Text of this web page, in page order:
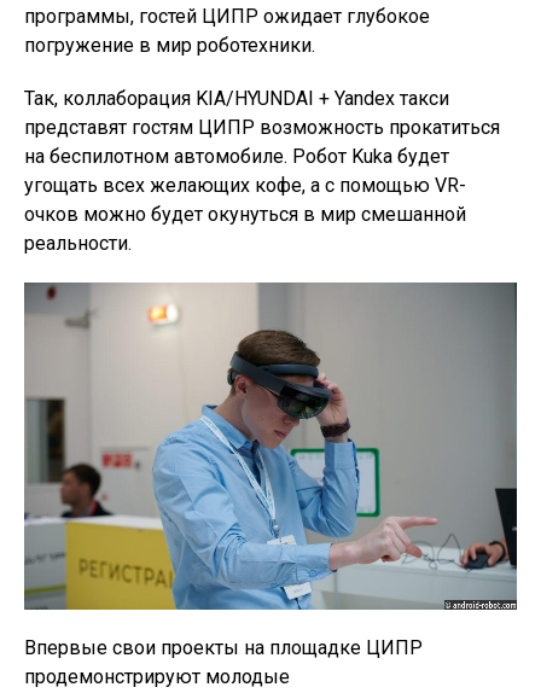
программы, гостей ЦИПР ожидает глубокое
погружение в мир роботехники.
Так, коллаборация KIA/HYUNDAI + Yandex такси
представят гостям ЦИПР возможность прокатиться
на беспилотном автомобиле. Робот Kuka будет
угощать всех желающих кофе, а с помощью VR-
очков можно будет окунуться в мир смешанной
реальности.
Впервые свои проекты на площадке ЦИПР
продемонстрируют молодые